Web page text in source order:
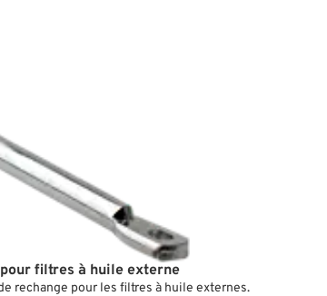
filtres à huile externe
rechange pour les filtres à huile externes.